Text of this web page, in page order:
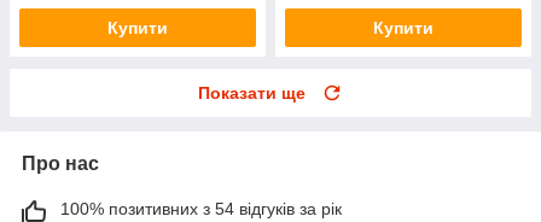
Купити Купити
Показати ще
Про нас
100% позитивних з 54 відгуків за рік